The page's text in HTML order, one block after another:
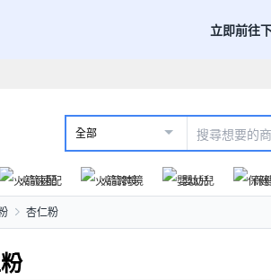
立即前往
全部
火箭速配 火箭跨境 嬰幼兒 保
杏仁粉